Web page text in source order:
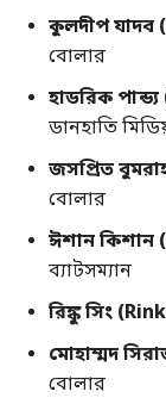
কুলদীপ যাদব
বোলার
হাডরিক
ডানহাতি
জসপ্রিত
বোলার
ঈশান কিশান
ব্যাটসম্যান
রিঙ্কু সিং
মোহাম্মদ
বোলার